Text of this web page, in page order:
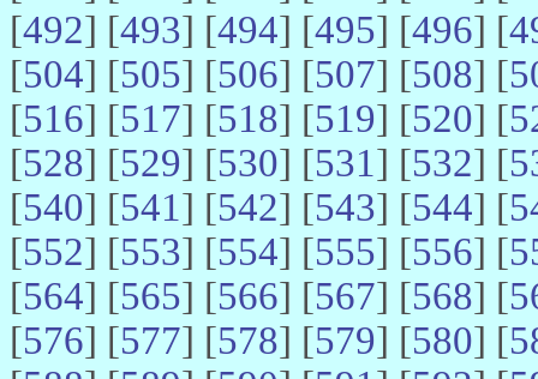
[492] [493] [494] [495] [496] [
[504] [505] [506] [507] [508] [
[516] [517] [518] [519] [520] [
[528] [529] [530] [531] [532] [
[540] [541] [542] [543] [544] [
[552] [553] [554] [555] [556] [
[564] [565] [566] [567] [568] [
[576] [577] [578] [579] [580] [